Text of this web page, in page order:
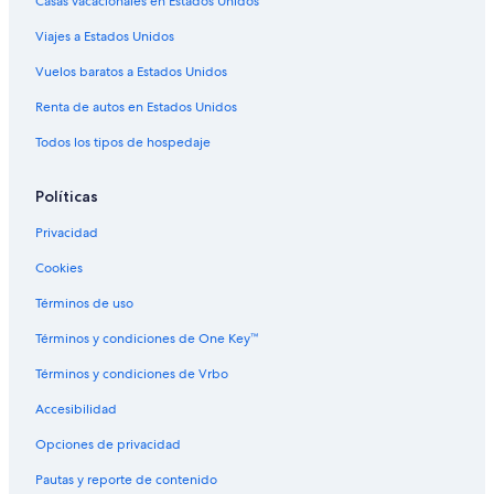
Hoteles con spa en Palermo
Hoteles todo incluido en Palermo
Hoteles de lujo en Palermo
Hoteles familiares en Palermo
Hoteles baratos en Palermo
Hoteles boutique en Palermo
Hoteles con bar en Palermo
Hoteles con cocina en Palermo
Hoteles con desayuno incluido en Palermo
Hoteles con estacionamiento en Palermo
Viajes a Estados Unidos
Vuelos baratos a Estados Unidos
Renta de autos en Estados Unidos
Todos los tipos de hospedaje
Políticas
Privacidad
Cookies
Términos de uso
Términos y condiciones de One Key™
Términos y condiciones de Vrbo
Accesibilidad
Opciones de privacidad
Pautas y reporte de contenido